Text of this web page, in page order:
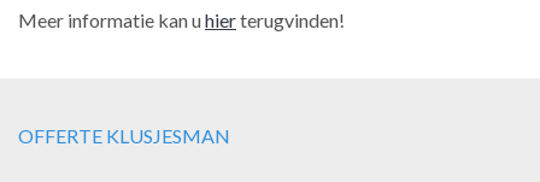
Meer informatie kan uhierterugvinden!
OFFERTE KLUSJESMAN